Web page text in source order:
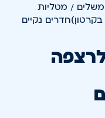
משלים / מטליות